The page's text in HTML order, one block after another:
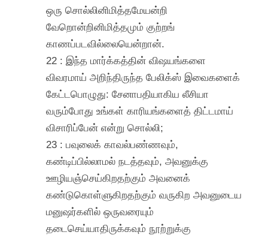
ஒரு சொல்லினிமித்தமேயன்றி
வேறொன்றினிமித்தமும் குற்றங்
காணப்படவில்லையென்றான்.
22 : இந்த மார்க்கத்தின் விஷயங்களை
விவரமாய் அறிந்திருந்த பேலிக்ஸ் இவைகளைக்
கேட்டபொழுது: சேனாபதியாகிய லீசியா
வரும்போது உங்கள் காரியங்களைத் திட்டமாய்
விசாரிப்பேன் என்று சொல்லி;
23 : பவுலைக் காவல்பண்ணவும்,
கண்டிப்பில்லாமல் நடத்தவும், அவனுக்கு
ஊழியஞ்செய்கிறதற்கும் அவனைக்
கண்டுகொள்ளுகிறதற்கும் வருகிற அவனுடைய
மனுஷர்களில் ஒருவரையும்
தடைசெய்யாதிருக்கவும் நூற்றுக்கு